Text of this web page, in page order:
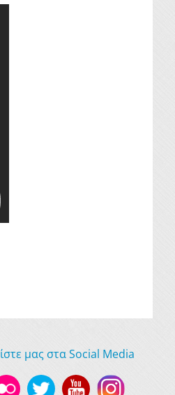
μας στα Social Media